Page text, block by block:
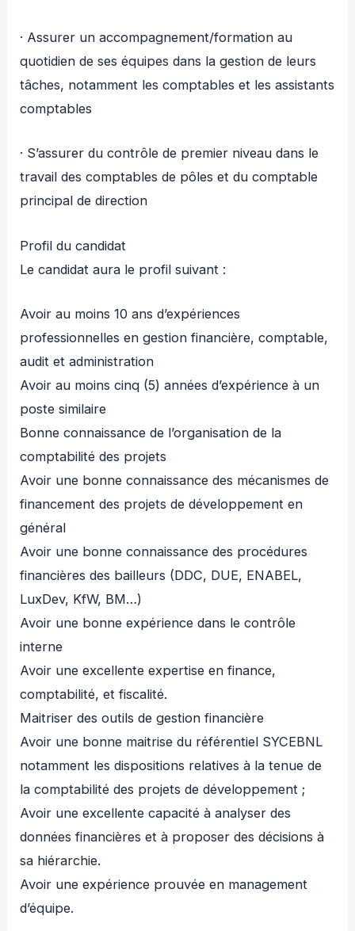
· Assurer un accompagnement/formation au
quotidien de ses équipes dans la gestion de leurs
tâches, notamment les comptables et les assistants
comptables
· S’assurer du contrôle de premier niveau dans le
travail des comptables de pôles et du comptable
principal de direction
Profil du candidat
Le candidat aura le profil suivant :
Avoir au moins 10 ans d’expériences
professionnelles en gestion financière, comptable,
audit et administration
Avoir au moins cinq (5) années d’expérience à un
poste similaire
Bonne connaissance de l’organisation de la
comptabilité des projets
Avoir une bonne connaissance des mécanismes de
financement des projets de développement en
général
Avoir une bonne connaissance des procédures
financières des bailleurs (DDC, DUE, ENABEL,
LuxDev, KfW, BM…)
Avoir une bonne expérience dans le contrôle
interne
Avoir une excellente expertise en finance,
comptabilité, et fiscalité.
Maitriser des outils de gestion financière
Avoir une bonne maitrise du référentiel SYCEBNL
notamment les dispositions relatives à la tenue de
la comptabilité des projets de développement ;
Avoir une excellente capacité à analyser des
données financières et à proposer des décisions à
sa hiérarchie.
Avoir une expérience prouvée en management
d’équipe.